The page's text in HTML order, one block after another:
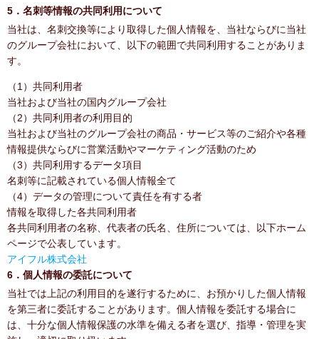
5．名刺等情報の共同利用について
当社は、名刺交換等により取得した個人情報を、当社ならびに当社
のグループ会社において、以下の範囲で共同利用することがありま
す。
（1）共同利用者
当社および当社の国内グループ会社
（2）共同利用者の利用目的
当社および当社のグループ会社の商品・サービス等のご紹介や各種
情報提供ならびに営業活動やマーケティング活動のため
（3）共同利用するデータ項目
名刺等に記載されている個人情報全て
（4）データの管理について責任を有する者
情報を取得した各共同利用者
各共同利用者の名称、代表者の氏名、住所については、以下ホーム
ページで公表しています。
アイフル株式会社
6．個人情報の委託について
当社では上記の利用目的を遂行するために、お預かりした個人情報
を第三者に委託することがあります。個人情報を委託する場合に
は、十分な個人情報保護の水準を備える者を選び、指導・管理を実